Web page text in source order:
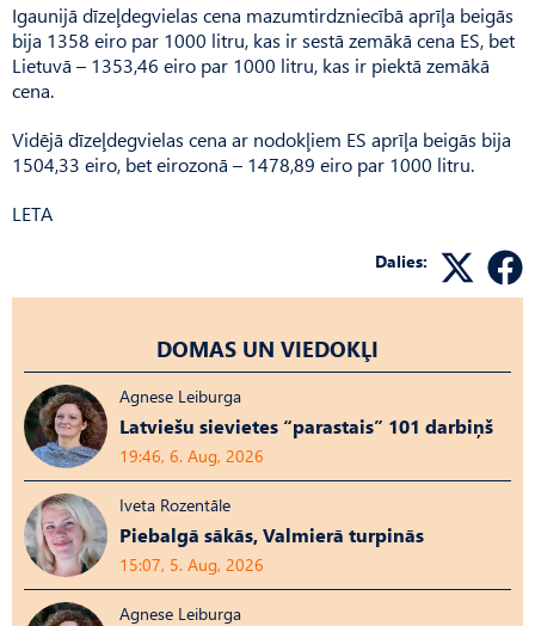
Igaunijā dīzeļdegvielas cena mazumtirdzniecībā aprīļa beigās
bija 1358 eiro par 1000 litru, kas ir sestā zemākā cena ES, bet
Lietuvā – 1353,46 eiro par 1000 litru, kas ir piektā zemākā
cena.
Vidējā dīzeļdegvielas cena ar nodokļiem ES aprīļa beigās bija
1504,33 eiro, bet eirozonā – 1478,89 eiro par 1000 litru.
LETA
Dalies:
DOMAS UN VIEDOKĻI
Agnese Leiburga
Latviešu sievietes “parastais” 101 darbiņš
19:46, 6. Aug, 2026
Iveta Rozentāle
Piebalgā sākās, Valmierā turpinās
15:07, 5. Aug, 2026
Agnese Leiburga